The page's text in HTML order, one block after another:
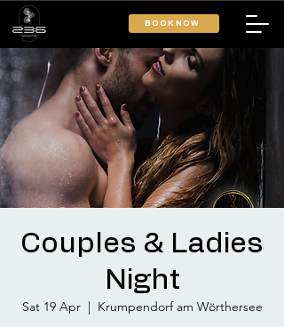
BOOK NOW
Couples & Ladies
Night
Sat 19 Apr
  |
Krumpendorf am Wörthersee